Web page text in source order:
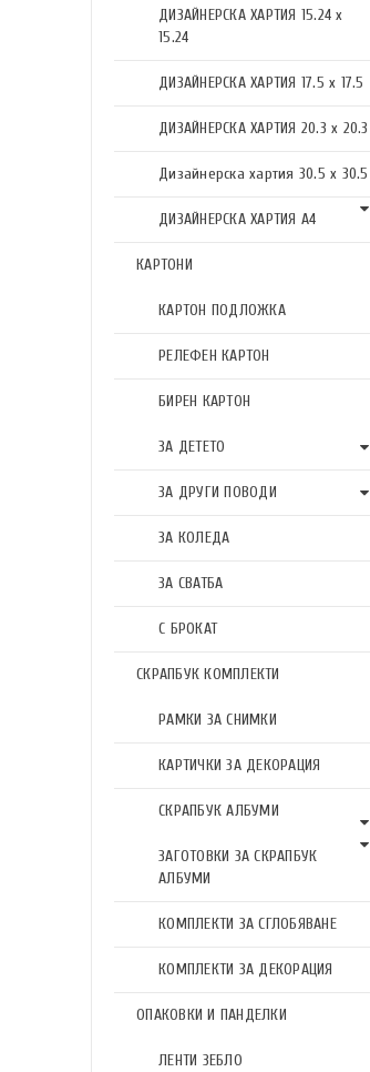
ДИЗАЙНЕРСКА ХАРТИЯ 15.24 x
15.24
ДИЗАЙНЕРСКА ХАРТИЯ 17.5 х 17.5
ДИЗАЙНЕРСКА ХАРТИЯ 20.3 х 20.3
Дизайнерска хартия 30.5 х 30.5
ДИЗАЙНЕРСКА ХАРТИЯ А4
КАРТОНИ
КАРТОН ПОДЛОЖКА
РЕЛЕФЕН КАРТОН
БИРЕН КАРТОН
ЗА ДЕТЕТО
ЗА ДРУГИ ПОВОДИ
ЗА КОЛЕДА
ЗА СВАТБА
С БРОКАТ
СКРАПБУК КОМПЛЕКТИ
РАМКИ ЗА СНИМКИ
КАРТИЧКИ ЗА ДЕКОРАЦИЯ
СКРАПБУК АЛБУМИ
ЗАГОТОВКИ ЗА СКРАПБУК
АЛБУМИ
КОМПЛЕКТИ ЗА СГЛОБЯВАНЕ
КОМПЛЕКТИ ЗА ДЕКОРАЦИЯ
ОПАКОВКИ И ПАНДЕЛКИ
ЛЕНТИ ЗЕБЛО